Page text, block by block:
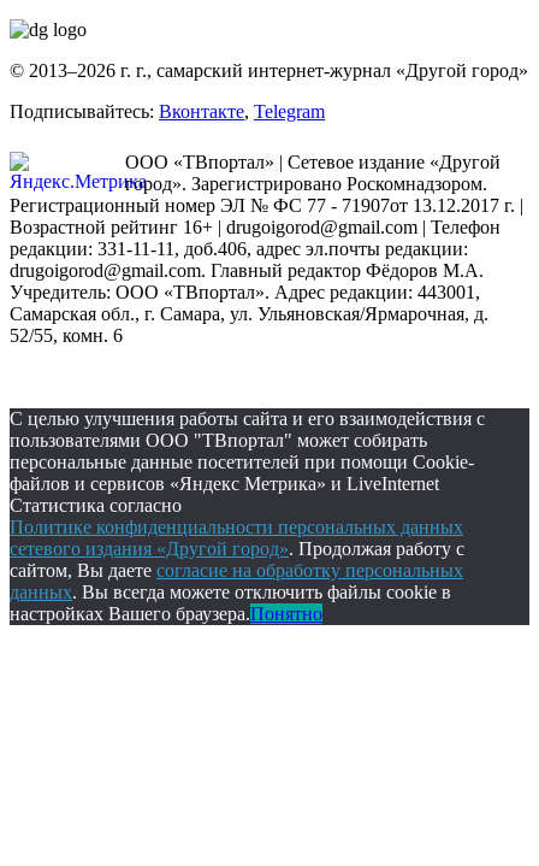
© 2013–2026 г. г., самарский интернет-журнал «Другой город»
Подписывайтесь: Вконтакте, Telegram
ООО «ТВпортал» | Сетевое издание «Другой
город». Зарегистрировано Роскомнадзором.
Регистрационный номер ЭЛ № ФС 77 - 71907от 13.12.2017 г. |
Возрастной рейтинг 16+ | drugoigorod@gmail.com | Телефон
редакции: 331-11-11, доб.406, адрес эл.почты редакции:
drugoigorod@gmail.com. Главный редактор Фёдоров М.А.
Учредитель: ООО «ТВпортал». Адрес редакции: 443001,
Самарская обл., г. Самара, ул. Ульяновская/Ярмарочная, д.
52/55, комн. 6
С целью улучшения работы сайта и его взаимодействия с
пользователями ООО "ТВпортал" может собирать
персональные данные посетителей при помощи Cookie-
файлов и сервисов «Яндекс Метрика» и LiveInternet
Статистика согласно
Политике конфиденциальности персональных данных
сетевого издания «Другой город». Продолжая работу с
сайтом, Вы даете согласие на обработку персональных
данных. Вы всегда можете отключить файлы cookie в
настройках Вашего браузера.Понятно